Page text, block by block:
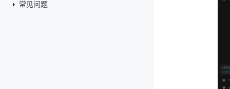
常见问题